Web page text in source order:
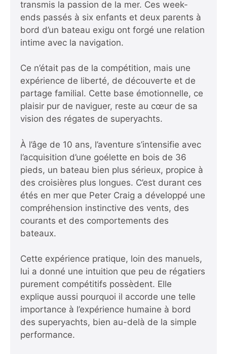
transmis la passion de la mer. Ces week-
ends passés à six enfants et deux parents à
bord d’un bateau exigu ont forgé une relation
intime avec la navigation.
Ce n’était pas de la compétition, mais une
expérience de liberté, de découverte et de
partage familial. Cette base émotionnelle, ce
plaisir pur de naviguer, reste au cœur de sa
vision des régates de superyachts.
À l’âge de 10 ans, l’aventure s’intensifie avec
l’acquisition d’une goélette en bois de 36
pieds, un bateau bien plus sérieux, propice à
des croisières plus longues. C’est durant ces
étés en mer que Peter Craig a développé une
compréhension instinctive des vents, des
courants et des comportements des
bateaux.
Cette expérience pratique, loin des manuels,
lui a donné une intuition que peu de régatiers
purement compétitifs possèdent. Elle
explique aussi pourquoi il accorde une telle
importance à l’expérience humaine à bord
des superyachts, bien au-delà de la simple
performance.